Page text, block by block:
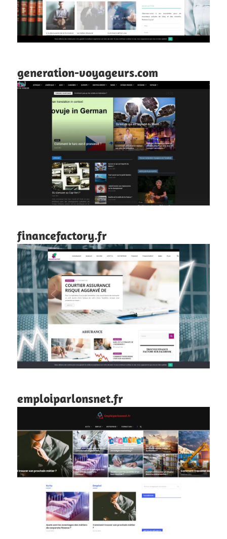
generation-voyageurs.com
financefactory.fr
emploiparlonsnet.fr